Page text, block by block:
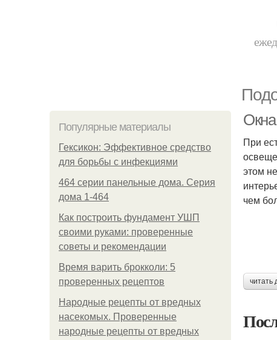
Популярные материалы
Гексикон: Эффективное средство
для борьбы с инфекциями
464 серии панельные дома. Серия
дома 1-464
Как построить фундамент УШП
своими руками: проверенные
советы и рекомендации
Время варить брокколи: 5
проверенных рецептов
Народные рецепты от вредных
насекомых. Проверенные
народные рецепты от вредных
При
этом
чем
читать